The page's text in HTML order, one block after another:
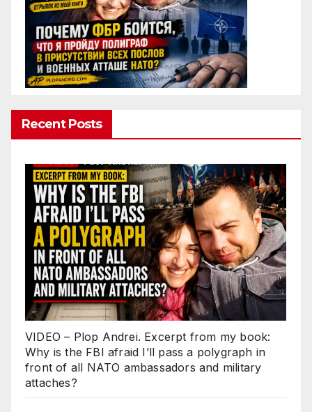
Recent Posts
VIDEO – Plop Andrei. Excerpt from my book:
Why is the FBI afraid I’ll pass a polygraph in
front of all NATO ambassadors and military
attaches?